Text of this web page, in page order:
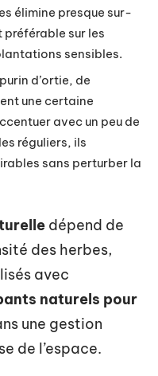
élimine presque sur-
sur les
sensibles.
d’ortie, de
une certaine
avec un peu de
réguliers, ils
sans perturber la
dépend de
des herbes,
avec
naturels pour
une gestion
de l’espace.